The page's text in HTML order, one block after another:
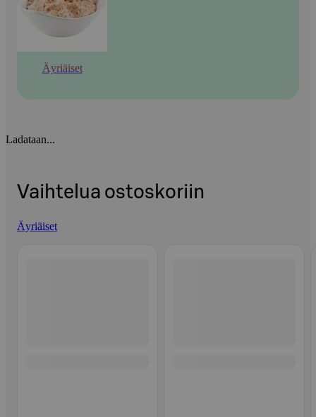
Äyriäiset
Ladataan...
Vaihtelua ostoskoriin
Äyriäiset